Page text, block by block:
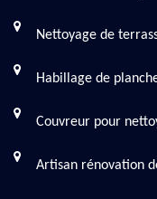
Nettoyage de
Habillage de
Couvreur pour
Artisan rénovation